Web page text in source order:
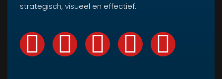
strategisch, visueel en effectief.